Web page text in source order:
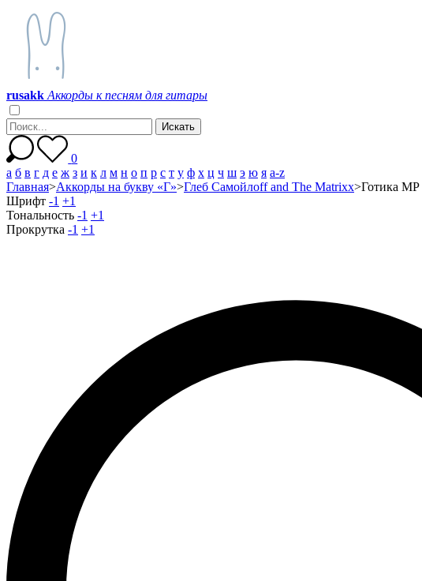
rusakk Аккорды к песням для гитары
0
а б в г д е ж з и к л м н о п р с т у ф х ц ч ш э ю я a-z
Главная>Аккорды на букву «Г»>Глеб Самойлоff and The Matrixx>Готика МР
Шрифт -1 +1
Тональность -1 +1
Прокрутка -1 +1